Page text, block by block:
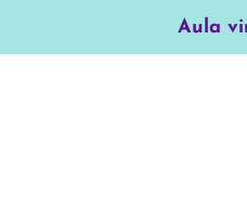
Aula